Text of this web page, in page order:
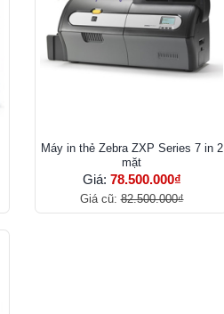
Máy in thẻ Zebra ZXP Series 7 in 2
mặt
Giá: 78.500.000₫
Giá cũ:82.500.000₫